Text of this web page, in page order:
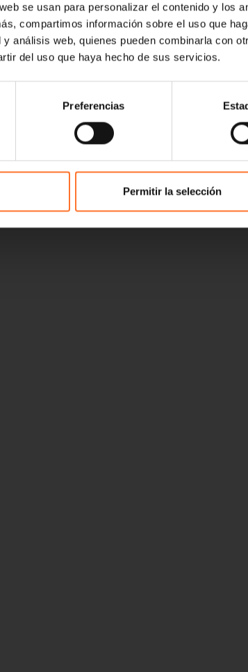
se usan para personalizar el contenido y los
compartimos información sobre el uso que
análisis web, quienes pueden combinarla con
del uso que haya hecho de sus servicios.
Preferencias
Permitir la selección